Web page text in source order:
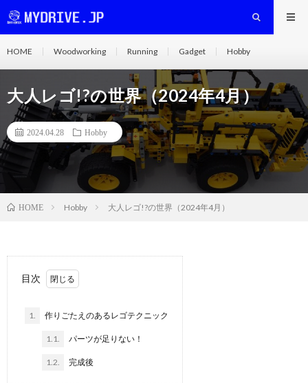
HOME Woodworking Running Gadget Hobby
大人レゴ!?の世界（2024年4月）
2024.04.28 Hobby
HOME Hobby 大人レゴ!?の世界（2024年4月）
目次
1. 作りごたえのあるレゴテクニック
1.1. パーツが足りない！
1.2. 完成後